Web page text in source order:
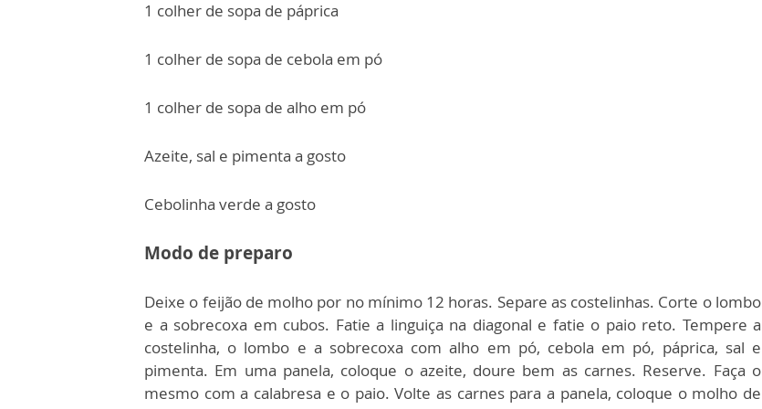
1 colher de sopa de páprica
1 colher de sopa de cebola em pó
1 colher de sopa de alho em pó
Azeite, sal e pimenta a gosto
Cebolinha verde a gosto
Modo de preparo
Deixe o feijão de molho por no mínimo 12 horas. Separe as costelinhas. Corte o lombo
e a sobrecoxa em cubos. Fatie a linguiça na diagonal e fatie o paio reto. Tempere a
costelinha, o lombo e a sobrecoxa com alho em pó, cebola em pó, páprica, sal e
pimenta. Em uma panela, coloque o azeite, doure bem as carnes. Reserve. Faça o
mesmo com a calabresa e o paio.Volte as carnes para a panela, coloque o molho de